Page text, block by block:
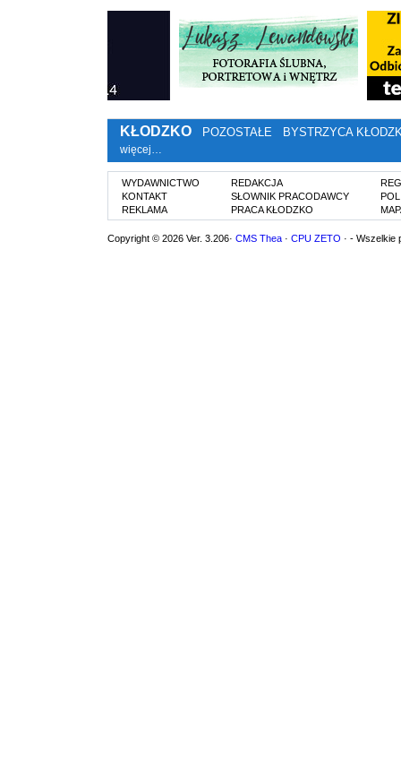
KŁODZKO POZOSTAŁE BYSTRZYCA
więcej…
WYDAWNICTWO
KONTAKT
REKLAMA
REDAKCJA
SŁOWNIK PRACODAWCY
PRACA KŁODZKO
Copyright © 2026 Ver. 3.206· CMS Thea · CPU ZETO · - Wszelkie